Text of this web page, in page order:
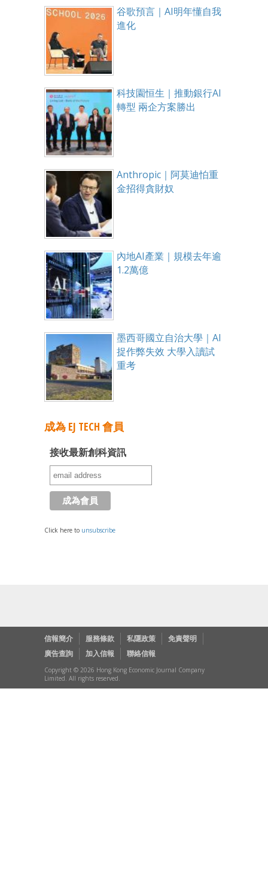
谷歌預言｜AI明年懂自我
進化
科技園恒生｜推動銀行AI
轉型 兩企方案勝出
Anthropic｜阿莫迪怕重
金招得貪財奴
內地AI產業｜規模去年逾
1.2萬億
墨西哥國立自治大學｜AI
捉作弊失效 大學入讀試
重考
成為 EJ TECH 會員
接收最新創科資訊
Click here to unsubscribe
信報簡介 服務條款 私隱政策
免責聲明
廣告查詢
加入信報 聯絡信報
Copyright © 2026 Hong Kong Economic Journal Company
Limited. All rights reserved.